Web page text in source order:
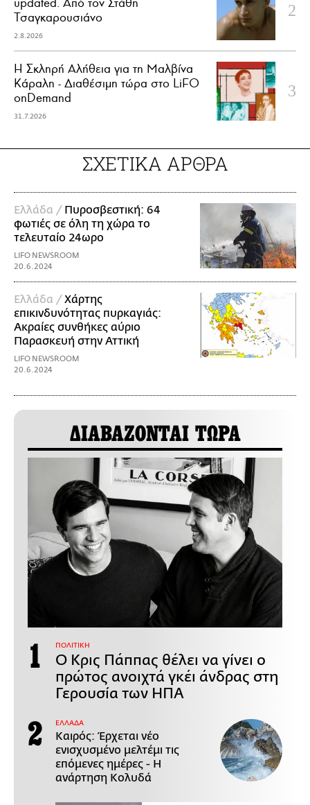
Τσαγκαρουσιάνο
2.8.2026
Η Σκληρή Αλήθεια για τη Μαλβίνα
Κάραλη - Διαθέσιμη τώρα στo LiFO
onDemand
31.7.2026
ΣΧΕΤΙΚΑ ΑΡΘΡΑ
Ελλάδα / Πυροσβεστική: 64
φωτιές σε όλη τη χώρα το
τελευταίο 24ωρο
LIFO NEWSROOM
20.6.2024
Ελλάδα /Χάρτης
επικινδυνότητας πυρκαγιάς:
Ακραίες συνθήκες αύριο
Παρασκευή στην Αττική
LIFO NEWSROOM
20.6.2024
ΔΙΑΒΑΖΟΝΤΑΙ ΤΩΡΑ
ΠΟΛΙΤΙΚΗ
Ο Κρις Πάππας θέλει να γίνει ο
πρώτος ανοιχτά γκέι άνδρας στη
Γερουσία των ΗΠΑ
ΕΛΛΑΔΑ
Καιρός: Έρχεται νέο
ενισχυσμένο μελτέμι τις
επόμενες ημέρες - Η
ανάρτηση Κολυδά